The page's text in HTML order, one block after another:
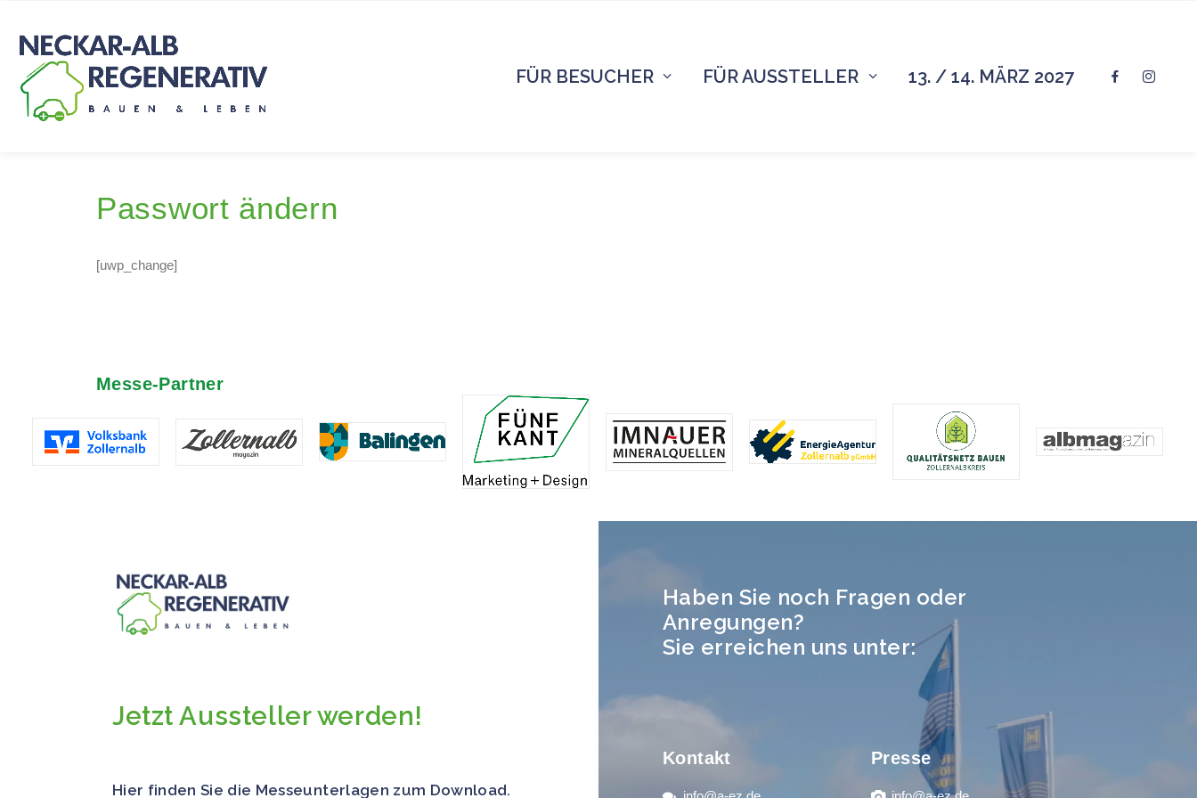
FÜR BESUCHER FÜR AUSSTELLER 13. / 14. MÄRZ 2027
Passwort ändern
[uwp_change]
Messe-Partner
Jetzt Aussteller werden!
Hier finden Sie die Messeunterlagen zum Download.
Haben Sie noch Fragen oder
Anregungen?
Sie erreichen uns unter:
Kontakt Presse